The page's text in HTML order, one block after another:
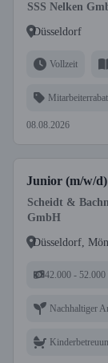
SSS Nelken
Düsseldorf
Vollzeit
08.08.2026
Junior (m/w/d)
Scheidt &
GmbH
Düsseldorf,
42.000 - 52.000
Nachhaltiger